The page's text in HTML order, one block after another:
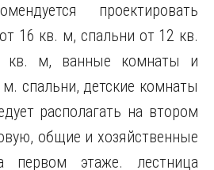
проектировать
16 кв. м, спальни от 12 кв.
м, ванные комнаты и
спальни, детские комнаты
располагать на втором
общие и хозяйственные
этаже. лестница